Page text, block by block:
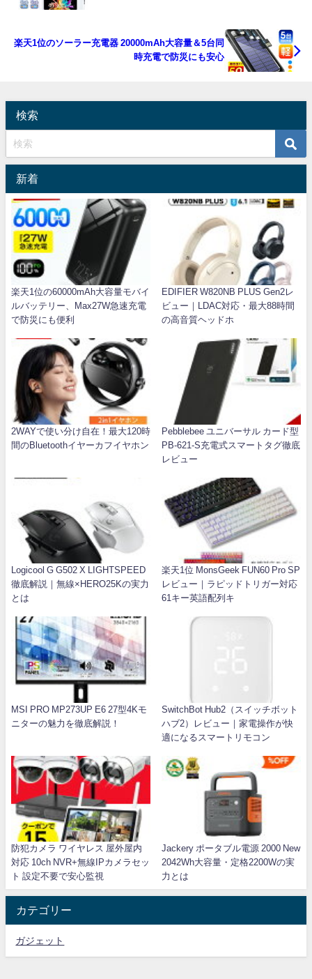
楽天1位のソーラー充電器 20000mAh大容量＆5台同
時充電で防災にも安心
検索
新着
楽天1位の60000mAh大容量モバイ
ルバッテリー、Max27W急速充電
で防災にも便利
EDIFIER W820NB PLUS Gen2レ
ビュー｜LDAC対応・最大88時間
の高音質ヘッドホ
2WAYで使い分け自在！最大120時
間のBluetoothイヤーカフイヤホン
Pebblebee ユニバーサル カード型
PB-621-S充電式スマートタグ徹底
レビュー
Logicool G G502 X LIGHTSPEED
徹底解説｜無線×HERO25Kの実力
とは
楽天1位 MonsGeek FUN60 Pro SP
レビュー｜ラピッドトリガー対応
61キー英語配列キ
MSI PRO MP273UP E6 27型4Kモ
ニターの魅力を徹底解説！
SwitchBot Hub2（スイッチボット
ハブ2）レビュー｜家電操作が快
適になるスマートリモコン
防犯カメラ ワイヤレス 屋外屋内
対応 10ch NVR+無線IPカメラセッ
ト 設定不要で安心監視
Jackery ポータブル電源 2000 New
2042Wh大容量・定格2200Wの実
力とは
カテゴリー
ガジェット